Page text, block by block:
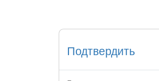
Подтвердить